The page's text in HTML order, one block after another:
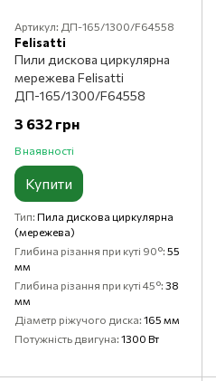
Артикул: ДП-165/1300/F64558
Felisatti
Пили дискова циркулярна
мережева Felisatti
ДП-165/1300/F64558
3 632 грн
В наявності
Купити
Тип Пила дискова циркулярна
(мережева)
Глибина різання при куті 90° 55
мм
Глибина різання при куті 45° 38
мм
Діаметр ріжучого диска 165 мм
Потужність двигуна 1300 Вт